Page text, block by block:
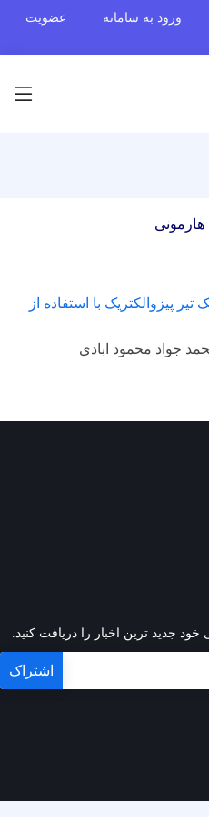
ورود به سامانه عضویت
هارمونی
پیزوالکتریک با استفاده از
جواد محمود ابادی
جدید ترین اخبار را دریافت کنید.